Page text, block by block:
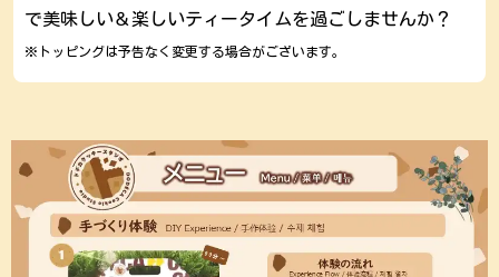
で美味しい＆楽しいティータイムを過ごしませんか？
※トッピングは予告なく変更する場合がございます。